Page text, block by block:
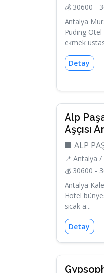
💰 30600 -
Antalya
Puding
ekmek
Detay
Alp
Aşçısı
🏢 ALP
📍 Antalya
💰 30600 -
Antalya
Hotel
sıcak a...
Detay